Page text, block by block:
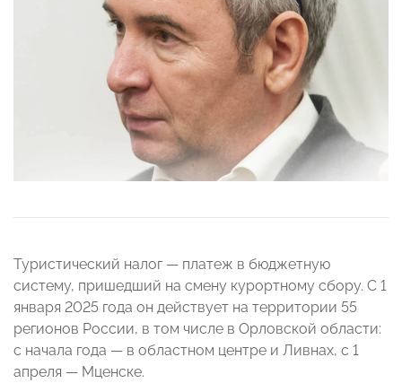
Туристический налог — платеж в бюджетную
систему, пришедший на смену курортному сбору. С 1
января 2025 года он действует на территории 55
регионов России, в том числе в Орловской области:
с начала года — в областном центре и Ливнах, с 1
апреля — Мценске.